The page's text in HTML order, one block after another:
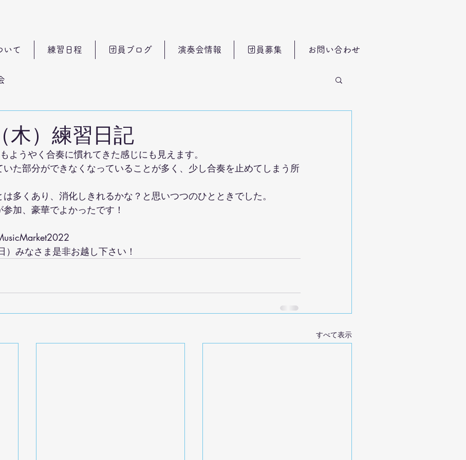
いて 練習日程 団員ブログ 演奏会情報 団員募集 お問い合わせ
木）練習日記
ようやく合奏に慣れてきた感じにも見えます。
た部分ができなくなっていることが多く、少し合奏を止めてしまう所
多くあり、消化しきれるかな？と思いつつのひとときでした。
加、豪華でよかったです！
みなさま是非お越し下さい！
すべて表示